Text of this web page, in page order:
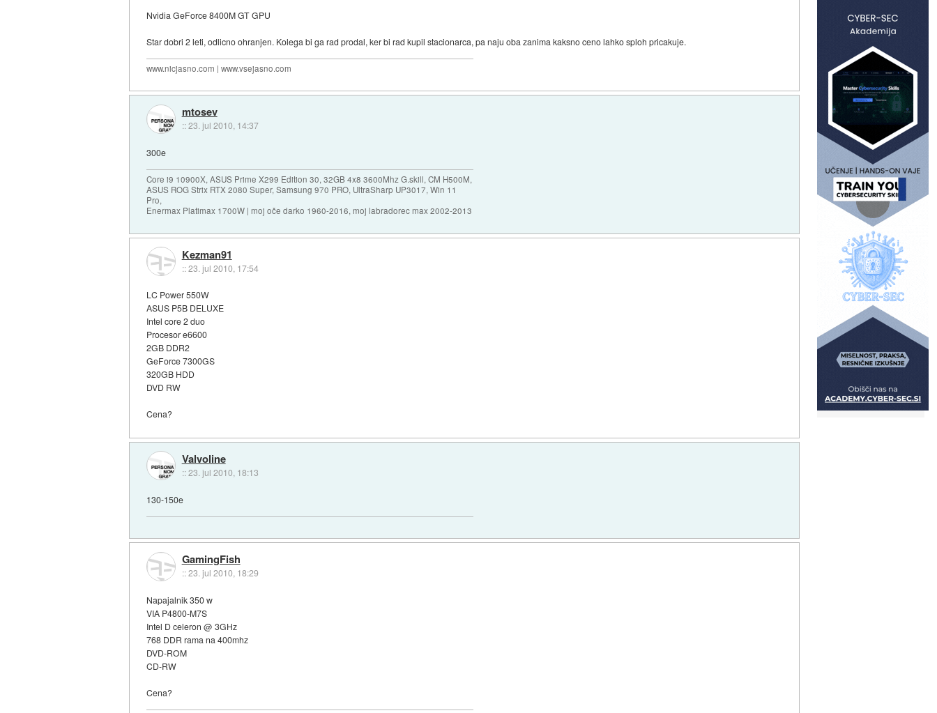
Nvidia GeForce 8400M GT GPU
Star dobri 2 leti, odlicno ohranjen. Kolega bi ga rad prodal, ker bi rad kupil stacionarca, pa naju oba zanima kaksno ceno lahko sploh pricakuje.
www.nicjasno.com | www.vsejasno.com
mtosev
::23. jul 2010, 14:37
300e
Core i9 10900X, ASUS Prime X299 Edition 30, 32GB 4x8 3600Mhz G.skill, CM H500M,
ASUS ROG Strix RTX 2080 Super, Samsung 970 PRO, UltraSharp UP3017, Win 11
Pro,
Enermax Platimax 1700W | moj oče darko 1960-2016, moj labradorec max 2002-2013
Kezman91
::23. jul 2010, 17:54
LC Power 550W
ASUS P5B DELUXE
Intel core 2 duo
Procesor e6600
2GB DDR2
GeForce 7300GS
320GB HDD
DVD RW
Cena?
Valvoline
::23. jul 2010, 18:13
130-150e
GamingFish
::23. jul 2010, 18:29
Napajalnik 350 w
VIA P4800-M7S
Intel D celeron @ 3GHz
768 DDR rama na 400mhz
DVD-ROM
CD-RW
Cena?